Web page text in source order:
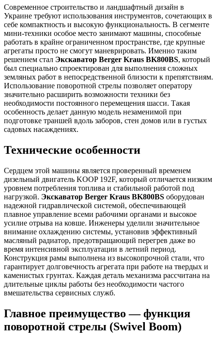
Современное строительство и ландшафтный дизайн в
Украине требуют использования инструментов, сочетающих в
себе компактность и высокую функциональность. В сегменте
мини-техники особое место занимают машины, способные
работать в крайне ограниченном пространстве, где крупные
агрегаты просто не смогут маневрировать. Именно таким
решением стал Экскаватор Berger Kraus BK800BS, который
был специально спроектирован для выполнения сложных
земляных работ в непосредственной близости к препятствиям.
Использование поворотной стрелы позволяет оператору
значительно расширить возможности техники без
необходимости постоянного перемещения шасси. Такая
особенность делает данную модель незаменимой при
подготовке траншей вдоль заборов, стен домов или в густых
садовых насаждениях.
Технические особенности
Сердцем этой машины является проверенный временем
дизельный двигатель KOOP 192F, который отличается низким
уровнем потребления топлива и стабильной работой под
нагрузкой. Экскаватор Berger Kraus BK800BS оборудован
надежной гидравлической системой, обеспечивающей
плавное управление всеми рабочими органами и высокое
усилие отрыва на ковше. Инженеры уделили значительное
внимание охлаждению системы, установив эффективный
масляный радиатор, предотвращающий перегрев даже во
время интенсивной эксплуатации в летний период.
Конструкция рамы выполнена из высокопрочной стали, что
гарантирует долговечность агрегата при работе на твердых и
каменистых грунтах. Каждая деталь механизма рассчитана на
длительные циклы работы без необходимости частого
вмешательства сервисных служб.
Главное преимущество — функция
поворотной стрелы (Swivel Boom)